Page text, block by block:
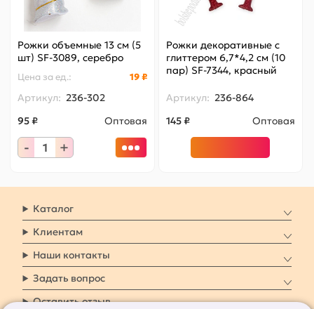
Рожки объемные 13 см (5
шт) SF-3089, серебро
Цена за ед.: 19 ₽
Артикул: 236-302
95 ₽
Оптовая
- +
Рожки декоративные с
глиттером 6,7*4,2 см (10
пар) SF-7344, красный
Артикул: 236-864
145 ₽
Оптовая
Каталог
Клиентам
Наши контакты
Задать вопрос
Оставить отзыв